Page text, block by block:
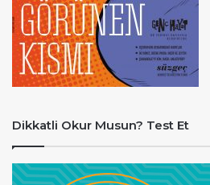
Dikkatli Okur Musun? Test Et